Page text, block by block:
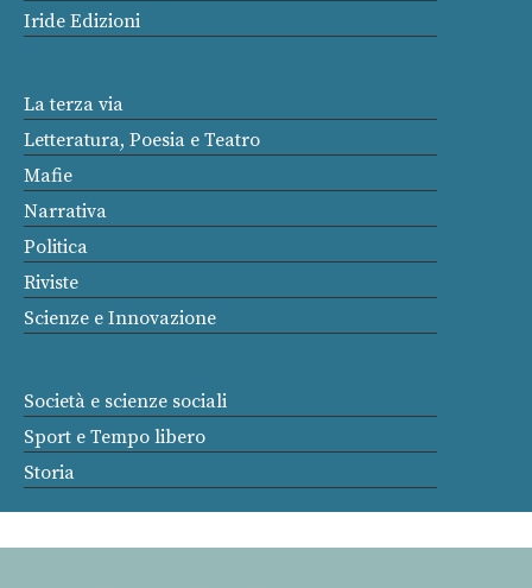
Iride Edizioni
La terza via
Letteratura, Poesia e Teatro
Mafie
Narrativa
Politica
Riviste
Scienze e Innovazione
Società e scienze sociali
Sport e Tempo libero
Storia